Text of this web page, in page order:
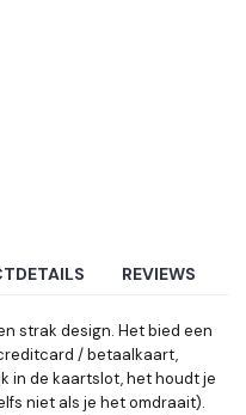
REVIEWS
strak design. Het bied een
/ betaalkaart,
in de kaartslot, het houdt je
niet als je het omdraait).